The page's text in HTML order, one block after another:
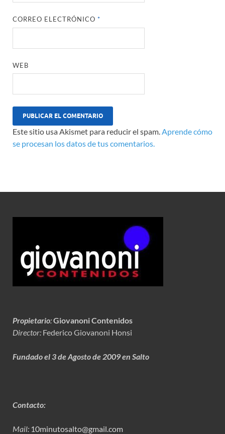
CORREO ELECTRÓNICO*
WEB
Este sitio usa Akismet para reducir el spam.Aprende cómo
se procesan los datos de tus comentarios.
Propietario:Giovanoni Contenidos
Director: Federico Giovanoni Honsi
Fundado el 3 de Agosto de 2009 en Salto
Contacto:
Mail: 10minutosalto@gmail.com